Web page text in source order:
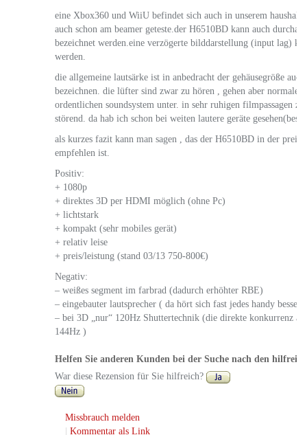
eine Xbox360 und WiiU befindet sich auch in unserem haushalt
auch schon am beamer geteste.der H6510BD kann auch
bezeichnet werden.eine verzögerte bilddarstellung (input lag)
werden.
die allgemeine lautsärke ist in anbedracht der gehäusegröße
bezeichnen. die lüfter sind zwar zu hören , gehen aber
ordentlichen soundsystem unter. in sehr ruhigen filmpassagen
störend. da hab ich schon bei weiten lautere geräte
als kurzes fazit kann man sagen , das der H6510BD in der
empfehlen ist.
Positiv:
+ 1080p
+ direktes 3D per HDMI möglich (ohne Pc)
+ lichtstark
+ kompakt (sehr mobiles gerät)
+ relativ leise
+ preis/leistung (stand 03/13 750-800€)
Negativ:
– weißes segment im farbrad (dadurch erhöhter RBE)
– eingebauter lautsprecher ( da hört sich fast jedes handy besser
– bei 3D „nur“ 120Hz Shuttertechnik (die direkte konkurrenz
144Hz )
Helfen Sie anderen Kunden bei der Suche nach den
War diese Rezension für Sie hilfreich?
Missbrauch melden
Kommentar als Link